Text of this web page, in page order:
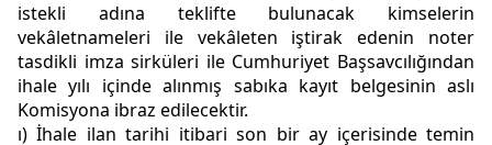
istekli adına teklifte bulunacak kimselerin
vekâletnameleri ile vekâleten iştirak edenin noter
tasdikli imza sirküleri ile Cumhuriyet Başsavcılığından
ihale yılı içinde alınmış sabıka kayıt belgesinin aslı
Komisyona ibraz edilecektir.
ı) İhale ilan tarihi itibari son bir ay içerisinde temin